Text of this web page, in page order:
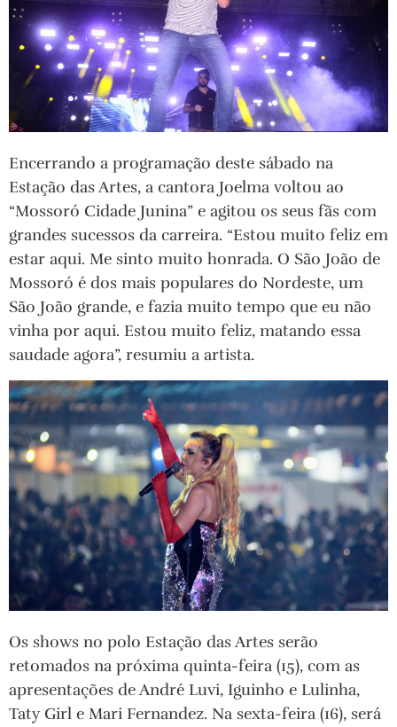
Encerrando a programação deste sábado na
Estação das Artes, a cantora Joelma voltou ao
“Mossoró Cidade Junina” e agitou os seus fãs com
grandes sucessos da carreira. “Estou muito feliz em
estar aqui. Me sinto muito honrada. O São João de
Mossoró é dos mais populares do Nordeste, um
São João grande, e fazia muito tempo que eu não
vinha por aqui. Estou muito feliz, matando essa
saudade agora”, resumiu a artista.
Os shows no polo Estação das Artes serão
retomados na próxima quinta-feira (15), com as
apresentações de André Luvi, Iguinho e Lulinha,
Taty Girl e Mari Fernandez. Na sexta-feira (16), será